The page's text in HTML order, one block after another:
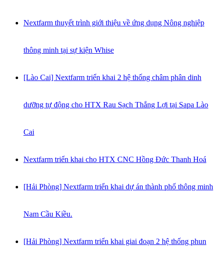
Nextfarm thuyết trình giới thiệu về ứng dụng Nông nghiệp
thông minh tại sự kiện Whise
[Lào Cai] Nextfarm triển khai 2 hệ thống châm phân dinh
dưỡng tự động cho HTX Rau Sạch Thắng Lợi tại Sapa Lào
Cai
Nextfarm triển khai cho HTX CNC Hồng Đức Thanh Hoá
[Hải Phòng] Nextfarm triển khai dự án thành phố thông minh
Nam Cầu Kiều.
[Hải Phòng] Nextfarm triển khai giai đoạn 2 hệ thống phun